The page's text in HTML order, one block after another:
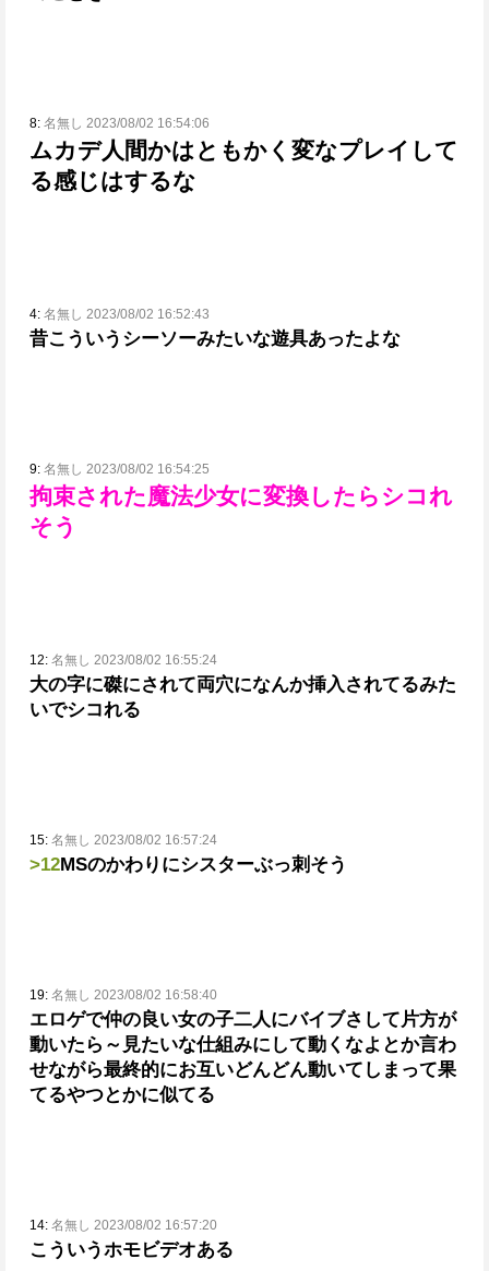
8: 名無し 2023/08/02 16:54:06
ムカデ人間かはともかく 変なプレイして
る感じはするな
4: 名無し 2023/08/02 16:52:43
昔こういうシーソーみたいな遊具あったよな
9: 名無し 2023/08/02 16:54:25
拘束された魔法少女に変換したらシコれ
そう
12: 名無し 2023/08/02 16:55:24
大の字に磔にされて両穴になんか挿入されてるみた
いでシコれる
15: 名無し 2023/08/02 16:57:24
>12MSのかわりにシスターぶっ刺そう
19: 名無し 2023/08/02 16:58:40
エロゲで仲の良い女の子二人にバイブさして片方が
動いたら～見たいな仕組みにして動くなよとか言わ
せながら最終的にお互いどんどん動いてしまって果
てるやつとかに似てる
14: 名無し 2023/08/02 16:57:20
こういうホモビデオある